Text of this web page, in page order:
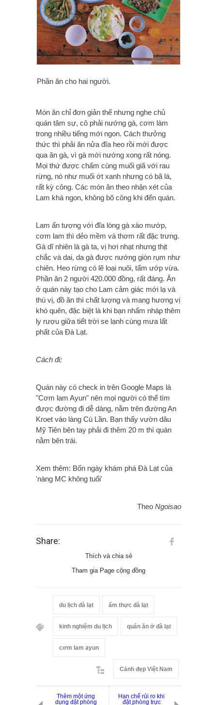
Phần ăn cho hai người.
Món ăn chỉ đơn giản thế nhưng nghe chủ
quán tâm sự, cô phải nướng gà, cơm làm
trong nhiều tiếng mới ngon. Cách thưởng
thức thì phải ăn nửa đĩa heo rồi mới được
qua ăn gà, vì gà mới nướng xong rất nóng.
Mọi thứ được chấm cùng muối giã với rau
rừng, nó như muối ớt xanh nhưng có bã lá,
rất kỳ công. Các món ăn theo nhận xét của
Lam khá ngon, không bõ công khi đến quán.
Lam ấn tượng với đĩa lòng gà xào mướp,
cơm lam thì dẻo mềm và thơm rất đặc trưng.
Gà dĩ nhiên là gà ta, vị hơi nhạt nhưng thịt
chắc và dai, da gà được nướng giòn rụm như
chiên. Heo rừng có lẽ loại nuôi, tẩm ướp vừa.
Phần ăn 2 người 420.000 đồng, rất đáng. Ăn
ở quán này tạo cho Lam cảm giác mới lạ và
thú vị, đồ ăn thì chất lượng và mang hương vị
khó quên, đặc biệt là khi bạn nhấm nháp thêm
ly rượu giữa tiết trời se lạnh cùng mưa lất
phất của Đà Lạt.
Cách đi:
Quán này có check in trên Google Maps là
"Cơm lam Ayun" nên mọi người có thể tìm
được đường đi dễ dàng, nằm trên đường An
Kroet vào làng Cù Lần. Bạn thấy vườn dâu
Mỹ Tiên bên tay phải đi thêm 20 m thì quán
nằm bên trái.
Xem thêm: Bốn ngày khám phá Đà Lạt của
'nàng MC không tuổi'
Theo Ngoisao
Share:
Thích và chia sẻ
Tham gia Page cộng đồng
du lịch đà lạt ẩm thực đà lạt
kinh nghiệm du lịch quán ăn ở đà lạt
cơm lam ayun
Cảnh đẹp Việt Nam
Thêm một ứng
dụng đặt phòng
Hạn chế rủi ro khi
đặt phòng trực